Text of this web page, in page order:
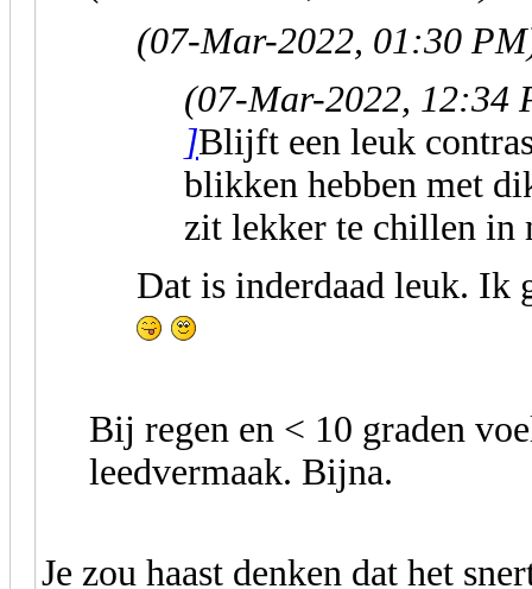
(07-Mar-2022, 01:30
(07-Mar-2022, 12:34
]Blijft een leuk
blikken hebben met
zit lekker te chillen in
Dat is inderdaad leuk.
Bij regen en < 10 graden
leedvermaak. Bijna.
Je zou haast denken dat het